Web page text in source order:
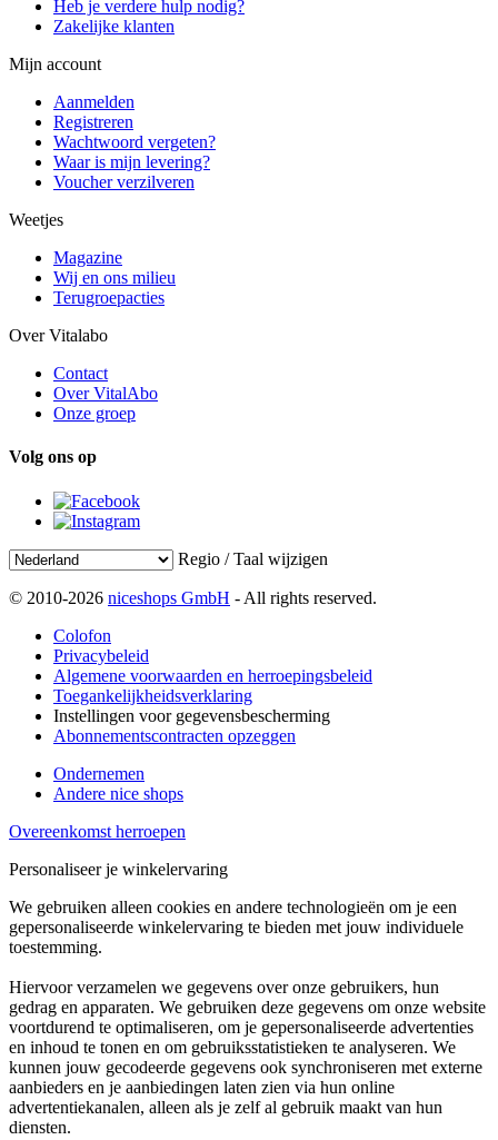
Heb je verdere hulp nodig?
Zakelijke klanten
Mijn account
Aanmelden
Registreren
Wachtwoord vergeten?
Waar is mijn levering?
Voucher verzilveren
Weetjes
Magazine
Wij en ons milieu
Terugroepacties
Over Vitalabo
Contact
Over VitalAbo
Onze groep
Volg ons op
Regio / Taal wijzigen
© 2010-2026 niceshops GmbH - All rights reserved.
Colofon
Privacybeleid
Algemene voorwaarden en herroepingsbeleid
Toegankelijkheidsverklaring
Instellingen voor gegevensbescherming
Abonnementscontracten opzeggen
Ondernemen
Andere nice shops
Overeenkomst herroepen
Personaliseer je winkelervaring
We gebruiken alleen cookies en andere technologieën om je een
gepersonaliseerde winkelervaring te bieden met jouw individuele
toestemming.
Hiervoor verzamelen we gegevens over onze gebruikers, hun
gedrag en apparaten. We gebruiken deze gegevens om onze website
voortdurend te optimaliseren, om je gepersonaliseerde advertenties
en inhoud te tonen en om gebruiksstatistieken te analyseren. We
kunnen jouw gecodeerde gegevens ook synchroniseren met externe
aanbieders en je aanbiedingen laten zien via hun online
advertentiekanalen, alleen als je zelf al gebruik maakt van hun
diensten.